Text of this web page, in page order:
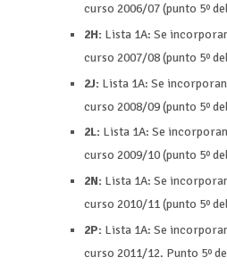
curso 2006/07 (punto 5º
2H: Lista 1A: Se
curso 2007/08 (punto 5º
2J: Lista 1A: Se
curso 2008/09 (punto 5º
2L: Lista 1A: Se
curso 2009/10 (punto 5º
2N: Lista 1A: Se
curso 2010/11 (punto 5º
2P: Lista 1A: Se
curso 2011/12. Punto 5º